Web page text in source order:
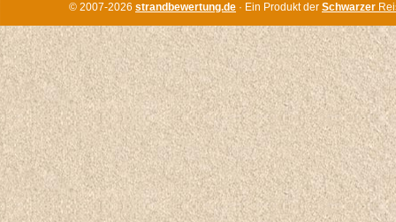
© 2007-2026 strandbewertung.de · Ein Produkt der Schwarzer